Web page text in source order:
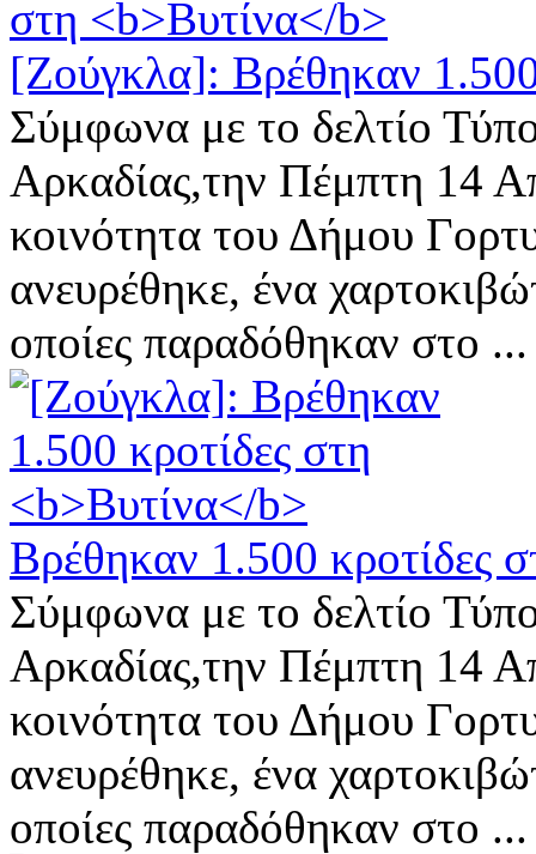
[Ζούγκλα]: Βρέθηκαν
Σύμφωνα με το δελτίο
Αρκαδίας,την Πέμπτη 14
κοινότητα του Δήμου
ανευρέθηκε, ένα
οποίες παραδόθηκαν στο ...
Βρέθηκαν 1.500 κροτίδες
Σύμφωνα με το δελτίο
Αρκαδίας,την Πέμπτη 14
κοινότητα του Δήμου
ανευρέθηκε, ένα
οποίες παραδόθηκαν στο ...